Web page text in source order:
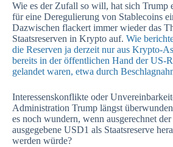
Wie es der Zufall so will, hat sich Trump
für eine Deregulierung von Stablecoins
Dazwischen flackert immer wieder das
Staatsreserven in Krypto auf. Wie
die Reserven ja derzeit nur aus Krypto-
bereits in der öffentlichen Hand der US-
gelandet waren, etwa durch
Interessenskonflikte oder
Administration Trump längst
es noch wundern, wenn ausgerechnet
ausgegebene USD1 als Staatsreserve
werden würde?